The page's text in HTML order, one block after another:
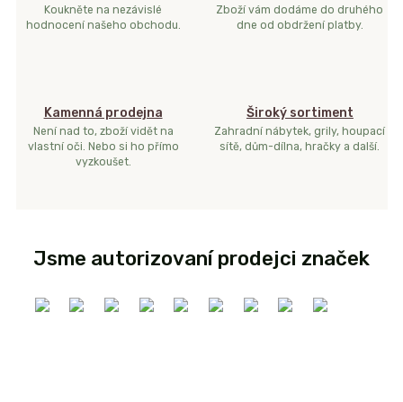
Koukněte na nezávislé
hodnocení našeho obchodu.
Zboží vám dodáme do druhého
dne od obdržení platby.
Kamenná prodejna
Není nad to, zboží vidět na
vlastní oči. Nebo si ho přímo
vyzkoušet.
Široký sortiment
Zahradní nábytek, grily, houpací
sítě, dům-dílna, hračky a další.
Jsme autorizovaní prodejci značek